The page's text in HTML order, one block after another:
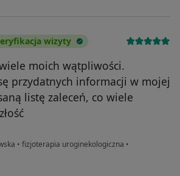
wizyty
moich wątpliwości.
przydatnych informacji w mojej
listę zaleceń, co wiele
• fizjoterapia uroginekologiczna •